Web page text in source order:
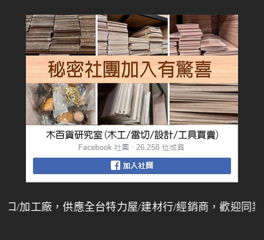
加工廠，供應全台特力屋/建材行/經銷商，歡迎同業批